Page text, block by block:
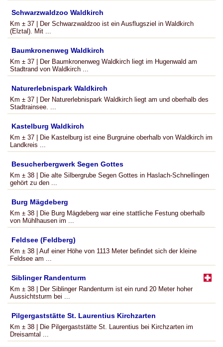
Schwarzwaldzoo Waldkirch
Km ± 37 | Der Schwarzwaldzoo ist ein Ausflugsziel in Waldkirch
(Elztal). Mit ...
Baumkronenweg Waldkirch
Km ± 37 | Der Baumkronenweg Waldkirch liegt im Hugenwald am
Stadtrand von Waldkirch ...
Naturerlebnispark Waldkirch
Km ± 37 | Der Naturerlebnispark Waldkirch liegt am und oberhalb des
Stadtrainsee. ...
Kastelburg Waldkirch
Km ± 37 | Die Kastelburg ist eine Burgruine oberhalb von Waldkirch im
Landkreis ...
Besucherbergwerk Segen Gottes
Km ± 38 | Die alte Silbergrube Segen Gottes in Haslach-Schnellingen
gehört zu den ...
Burg Mägdeberg
Km ± 38 | Die Burg Mägdeberg war eine stattliche Festung oberhalb
von Mühlhausen im ...
Feldsee (Feldberg)
Km ± 38 | Auf einer Höhe von 1113 Meter befindet sich der kleine
Feldsee am ...
Siblinger Randenturm
Km ± 38 | Der Siblinger Randenturm ist ein rund 20 Meter hoher
Aussichtsturm bei ...
Pilgergaststätte St. Laurentius Kirchzarten
Km ± 38 | Die Pilgergaststätte St. Laurentius bei Kirchzarten im
Dreisamtal ...